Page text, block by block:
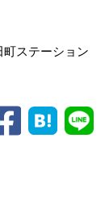
町ステーション